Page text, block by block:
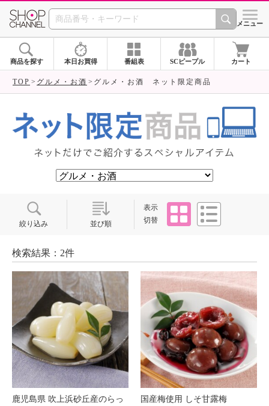
SHOP CHANNEL ショッ
メニュー
商品を探す 本日お買得 番組表 SCピープル カート
TOP グルメ・お酒 グルメ・お酒 ネット限定商品
絞り込み 並び順
表示
切替
タイル
検索結果：2件
鹿児島県 吹上浜砂丘産のらっ
国産梅使用 しそ甘露梅